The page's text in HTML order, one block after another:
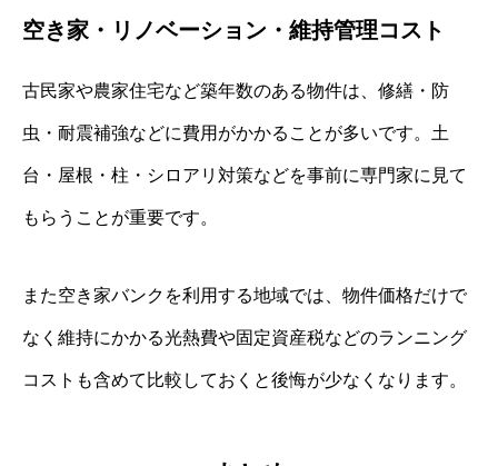
空き家・リノベーション・維持管理コスト
古民家や農家住宅など築年数のある物件は、修繕・防
虫・耐震補強などに費用がかかることが多いです。土
台・屋根・柱・シロアリ対策などを事前に専門家に見て
もらうことが重要です。
また空き家バンクを利用する地域では、物件価格だけで
なく維持にかかる光熱費や固定資産税などのランニング
コストも含めて比較しておくと後悔が少なくなります。